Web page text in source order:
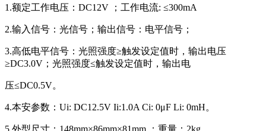
1.额定工作电压：DC12V ；工作电流: ≤300mA
2.输入信号：光信号；输出信号：电平信号；
3.高低电平信号：光照强度≥触发设定值时，输出电压
≥DC3.0V；光照强度≤触发设定值时，输出电
压≤DC0.5V。
4.本安参数：Ui: DC12.5V Ii:1.0A Ci: 0μF Li: 0mH。
5.外型尺寸：148mm×86mm×81mm ；重量：2kg。